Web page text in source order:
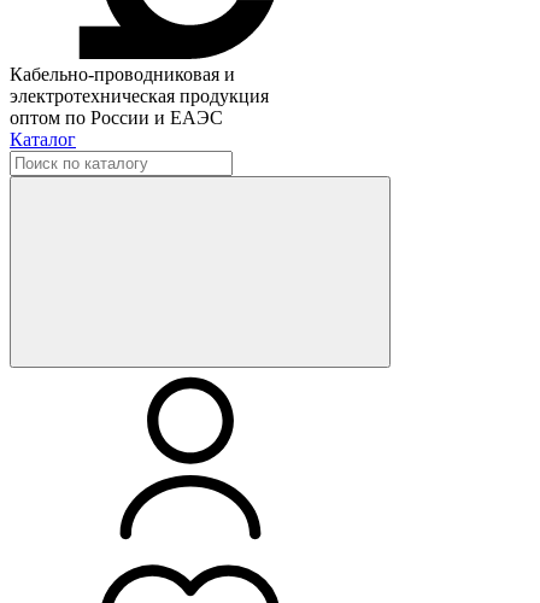
Кабельно-проводниковая и
электротехническая продукция
оптом по России и ЕАЭС
Каталог